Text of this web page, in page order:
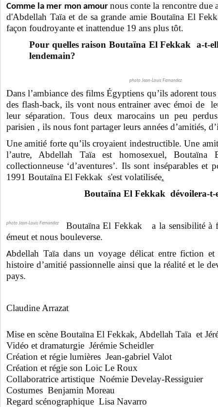
Comme la mer mon amour nous conte la rencontre due
d'Abdellah Taïaet de sa grande amie Boutaïna El
façon foudroyante et inattendue 19 ans plus tôt.
Pour quelles raison Boutaïna El Fekkak a-t-
lendemain?
photo Jean-Louis Fernandez
Dans l’ambiance des films Égyptiens qu’ils adorent
des flash-back, ils vont nous entrainer avec émoi de
leur séparation. Tous deux marocains un peu
parisien , ils nous font partager leurs années d’amitiés,
Une amitié forte qu’ils croyaient indestructible. Une
l’autre, Abdellah Taïa est homosexuel,
collectionneuse ‘d’aventures’. Ils sont inséparables et
1991 Boutaïna El Fekkak s'est volatilisée.
Boutaïna El Fekkak dévoilera-t-
photo Jean-Louis Fernandez
Boutaïna El Fekkak a la sensibilité à
émeut et nous bouleverse.
Abdellah Taïa dans un voyage délicat entre fiction et
histoire d’amitié passionnelle ainsi que la réalité et le
pays.
Claudine Arrazat
Mise en scène Boutaïna El Fekkak, Abdellah Taïa et
Vidéo et dramaturgie Jérémie Scheidler
Création et régie lumières Jean-gabriel Valot
Création et régie son Loic Le Roux
Collaboratrice artistique Noémie Develay-Ressiguier
Costumes Benjamin Moreau
Regard scénographique Lisa Navarro